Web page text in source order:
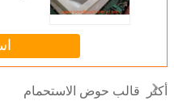
أكثر قالب حوض الاستحمام